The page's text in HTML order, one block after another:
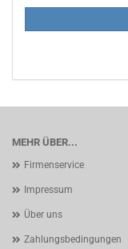
MEHR ÜBER...
Firmenservice
Impressum
Über uns
Zahlungsbedingungen